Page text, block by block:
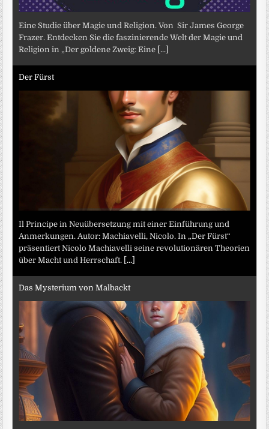
Eine Studie über Magie und Religion. Von Sir James George
Frazer. Entdecken Sie die faszinierende Welt der Magie und
Religion in „Der goldene Zweig: Eine [...]
Der Fürst
Il Principe in Neuübersetzung mit einer Einführung und
Anmerkungen. Autor: Machiavelli, Nicolo. In „Der Fürst“
präsentiert Nicolo Machiavelli seine revolutionären Theorien
über Macht und Herrschaft. [...]
Das Mysterium von Malbackt